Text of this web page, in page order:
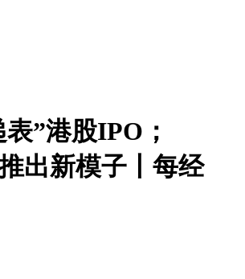
”港股IPO；
出新模子丨每经